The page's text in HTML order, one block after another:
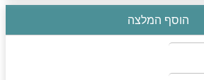
או עפולה, נצרת עילית במרחק דקות
מזמינה אתכם לחוויה שתשאיר טעם של
– משקאות חריפים בתוספת
הוסף המלצה